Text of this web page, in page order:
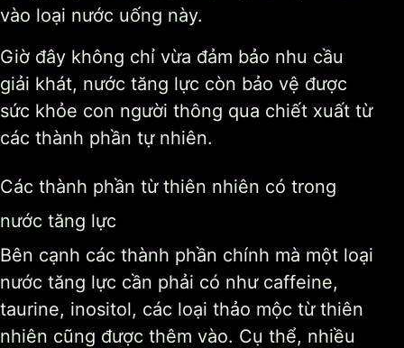
vào loại nước uống này.
Giờ đây không chỉ vừa đảm bảo nhu cầu
giải khát, nước tăng lực còn bảo vệ được
sức khỏe con người thông qua chiết xuất từ
các thành phần tự nhiên.
Các thành phần từ thiên nhiên có trong
nước tăng lực
Bên cạnh các thành phần chính mà một loại
nước tăng lực cần phải có như caffeine,
taurine, inositol, các loại thảo mộc từ thiên
nhiên cũng được thêm vào. Cụ thể, nhiều